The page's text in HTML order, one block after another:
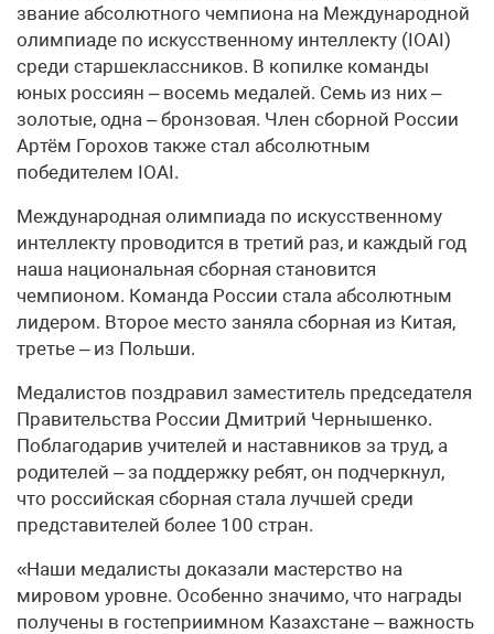
звание абсолютного чемпиона на Международной
олимпиаде по искусственному интеллекту (IOAI)
среди старшеклассников. В копилке команды
юных россиян – восемь медалей. Семь из них –
золотые, одна – бронзовая. Член сборной России
Артём Горохов также стал абсолютным
победителем IOAI.
Международная олимпиада по искусственному
интеллекту проводится в третий раз, и каждый год
наша национальная сборная становится
чемпионом. Команда России стала абсолютным
лидером. Второе место заняла сборная из Китая,
третье – из Польши.
Медалистов поздравил заместитель председателя
Правительства России Дмитрий Чернышенко.
Поблагодарив учителей и наставников за труд, а
родителей – за поддержку ребят, он подчеркнул,
что российская сборная стала лучшей среди
представителей более 100 стран.
«Наши медалисты доказали мастерство на
мировом уровне. Особенно значимо, что награды
получены в гостеприимном Казахстане – важность